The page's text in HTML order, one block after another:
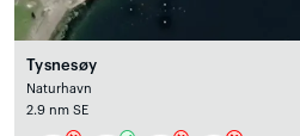
Tysnesøy
Naturhavn
2.9 nm SE